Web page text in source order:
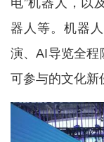
器人等。机器
演、AI导览全程
可参与的文化新